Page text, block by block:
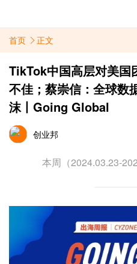
首页 正文
TikTok中国高层对美国
不佳；蔡崇信：全球数
沫丨Going Global
创业邦
本周（2024.03.23-